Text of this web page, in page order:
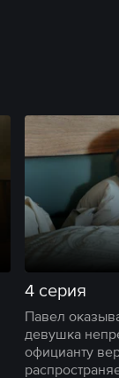
4 серия
Павел
девушка
официанту